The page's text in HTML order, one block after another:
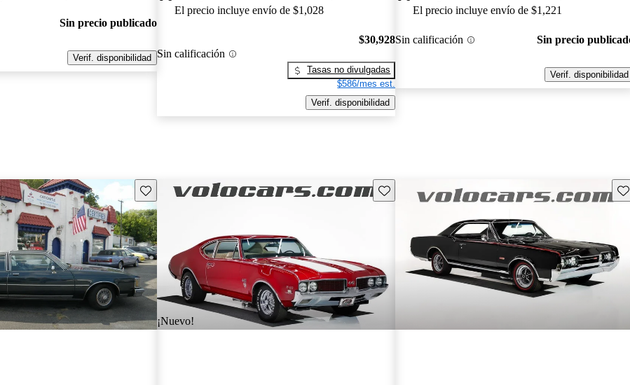
Sin precio publicado
Verif. disponibilidad
El precio incluye envío de $1,028
Sin calificación
$30,928
Tasas no divulgadas
$586/mes est.
Verif. disponibilidad
El precio incluye envío de $1,221
Sin calificación Sin precio
Verif. disponibilidad
Guarda este Aviso
¡Nuevo!
Guarda este Aviso